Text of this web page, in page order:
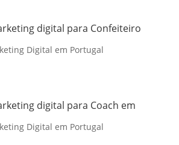
digital para Confeiteiro
Digital em Portugal
digital para Coach em
Digital em Portugal